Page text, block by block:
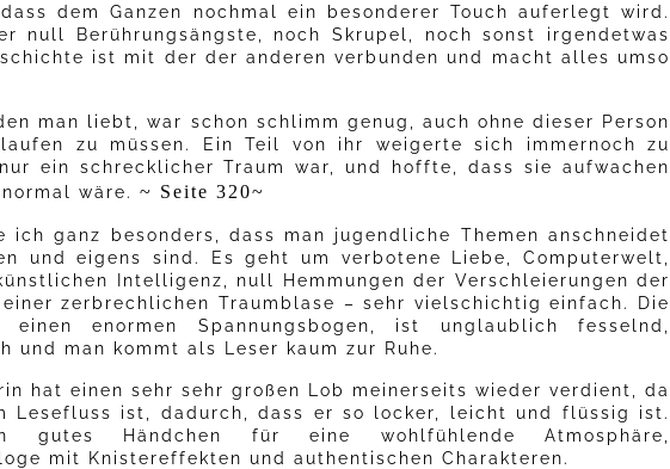
dem Ganzen nochmal ein besonderer Touch auferlegt wird.
null Berührungsängste, noch Skrupel, noch sonst irgendetwas
ist mit der der anderen verbunden und macht alles umso
man liebt, war schon schlimm genug, auch ohne dieser Person
zu müssen. Ein Teil von ihr weigerte sich immernoch zu
ein schrecklicher Traum war, und hoffte, dass sie aufwachen
wäre. ~ Seite 320~
ich ganz besonders, dass man jugendliche Themen anschneidet
und eigens sind. Es geht um verbotene Liebe, Computerwelt,
Intelligenz, null Hemmungen der Verschleierungen der
zerbrechlichen Traumblase – sehr vielschichtig einfach. Die
enormen Spannungsbogen, ist unglaublich fesselnd,
und man kommt als Leser kaum zur Ruhe.
hat einen sehr sehr großen Lob meinerseits wieder verdient, da
Lesefluss ist, dadurch, dass er so locker, leicht und flüssig ist.
Händchen für eine wohlfühlende Atmosphäre,
mit Knistereffekten und authentischen Charakteren.